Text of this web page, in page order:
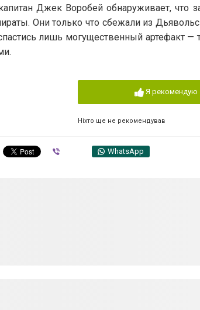
Джек Воробей обнаруживает, что
Они только что сбежали из
лишь могущественный артефакт —
Я рекомендую
Ніхто ще не рекомендував
WhatsApp